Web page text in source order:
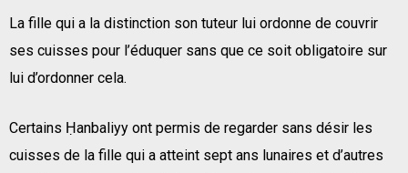
La fille qui a la distinction son tuteur lui ordonne de couvrir
ses cuisses pour l’éduquer sans que ce soit obligatoire sur
lui d’ordonner cela.
Certains Ḥanbaliyy ont permis de regarder sans désir les
cuisses de la fille qui a atteint sept ans lunaires et d’autres